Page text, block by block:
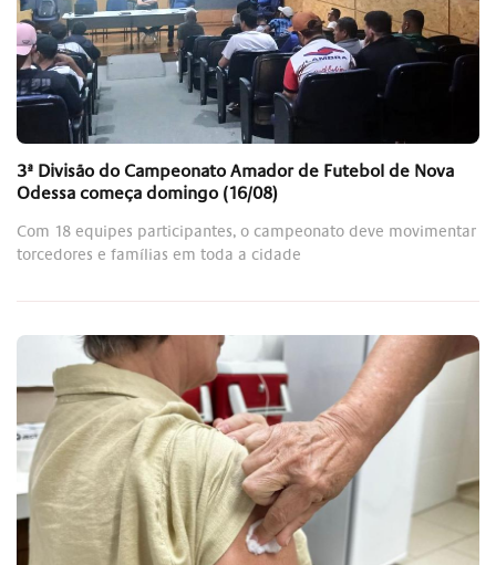
3ª Divisão do Campeonato Amador de Futebol de Nova
Odessa começa domingo (16/08)
Com 18 equipes participantes, o campeonato deve movimentar
torcedores e famílias em toda a cidade